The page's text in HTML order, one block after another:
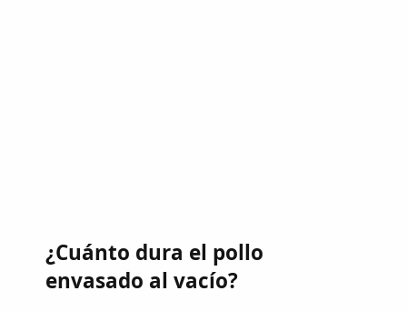
¿Cuánto dura el pollo
envasado al vacío?